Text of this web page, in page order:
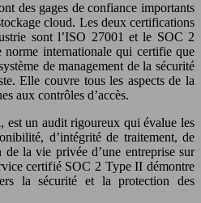
des gages de confiance importants
cloud. Les deux certifications
sont l’ISO 27001 et le SOC 2
internationale qui certifie que
de management de la sécurité
Elle couvre tous les aspects de la
aux contrôles d’accès.
un audit rigoureux qui évalue les
d’intégrité de traitement, de
la vie privée d’une entreprise sur
certifié SOC 2 Type II démontre
la sécurité et la protection des